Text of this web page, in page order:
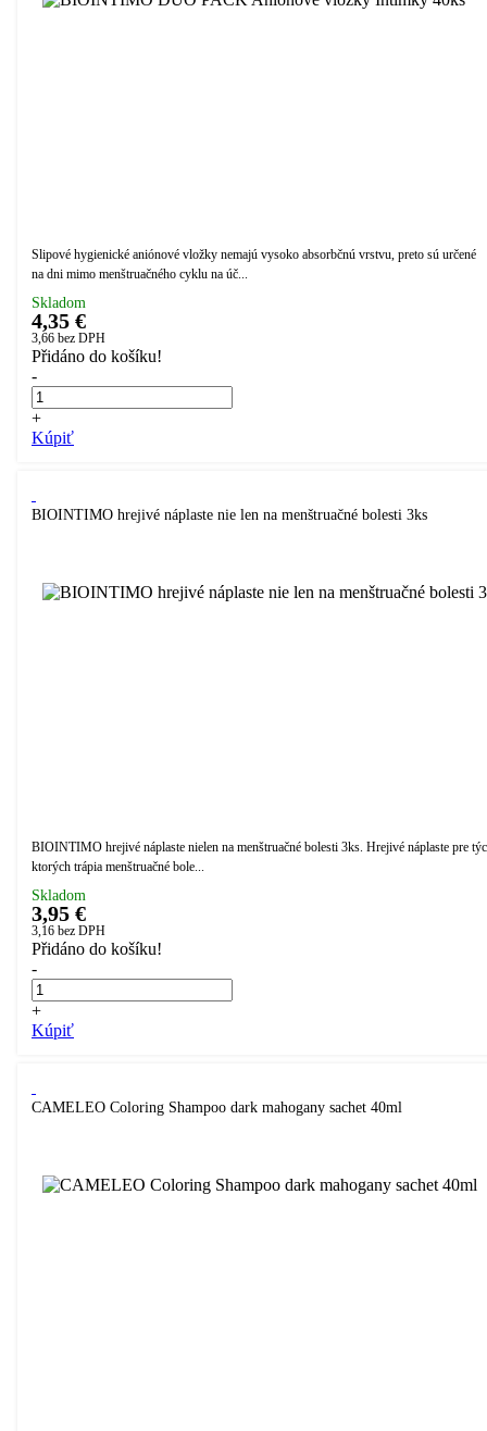
Slipové hygienické aniónové vložky nemajú vysoko absorbčnú vrstvu, preto sú určené
na dni mimo menštruačného cyklu na úč...
Skladom
4,35 €
3,66 bez DPH
Přidáno do košíku!
-
+
Kúpiť
BIOINTIMO hrejivé náplaste nie len na menštruačné bolesti 3ks
BIOINTIMO hrejivé náplaste nielen na menštruačné bolesti 3ks. Hrejivé náplaste pre
ktorých trápia menštruačné bole...
Skladom
3,95 €
3,16 bez DPH
Přidáno do košíku!
-
+
Kúpiť
CAMELEO Coloring Shampoo dark mahogany sachet 40ml